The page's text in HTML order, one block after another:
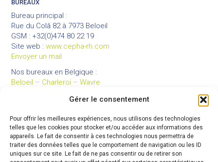
Gérer le consentement
Pour offrir les meilleures expériences, nous utilisons des technologies
telles que les cookies pour stocker et/ou accéder aux informations des
appareils. Le fait de consentir à ces technologies nous permettra de
traiter des données telles que le comportement de navigation ou les ID
uniques sur ce site. Le fait de ne pas consentir ou de retirer son
BUREAUX
Bureau principal :
Rue du Colâ 82 à 7973 Beloeil
GSM : +32(0)474 80 22 19
Site web : www.cepha-rh.com
Envoyer un mail
Nos bureaux en Belgique :
Beloeil – Charleroi – Wavre
LIENS UTILES
Mentions légales
Conditions générales de vente